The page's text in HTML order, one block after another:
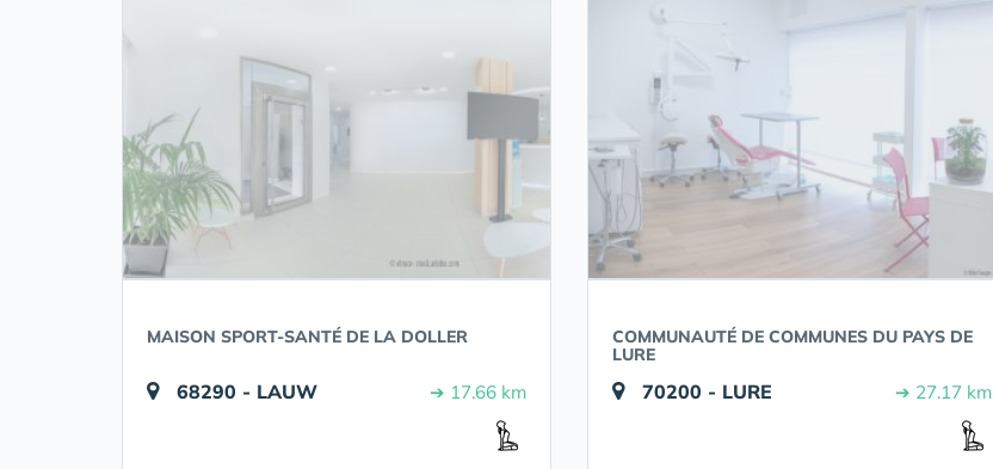
MAISON SPORT-SANTÉ DE LA DOLLER
68290 - LAUW ➔ 17.66 km
COMMUNAUTÉ DE COMMUNES DU PAYS DE
LURE
70200 - LURE ➔ 27.17 km